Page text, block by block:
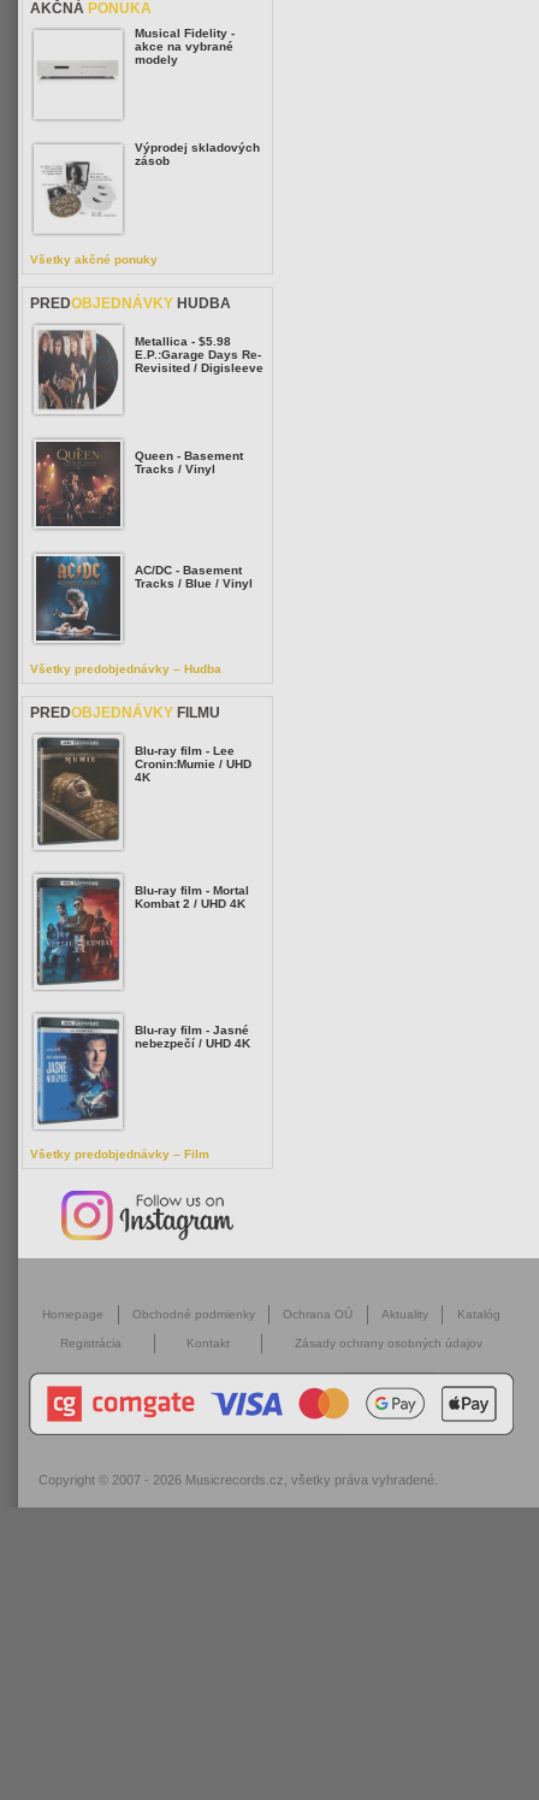
AKČNÁ PONUKA
Musical Fidelity -
akce na vybrané
modely
Výprodej skladových
zásob
Všetky akčné ponuky
PREDOBJEDNÁVKY HUDBA
Metallica - $5.98
E.P.:Garage Days Re-
Revisited / Digisleeve
Queen - Basement
Tracks / Vinyl
AC/DC - Basement
Tracks / Blue / Vinyl
Všetky predobjednávky – Hudba
PREDOBJEDNÁVKY FILMU
Blu-ray film - Lee
Cronin:Mumie / UHD
4K
Blu-ray film - Mortal
Kombat 2 / UHD 4K
Blu-ray film - Jasné
nebezpečí / UHD 4K
Všetky predobjednávky – Film
Homepage Obchodné podmienky Ochrana OÚ Aktuality Katalóg
Registrácia Kontakt Zásady ochrany osobných údajov
Copyright © 2007 - 2026 Musicrecords.cz , všetky práva vyhradené.